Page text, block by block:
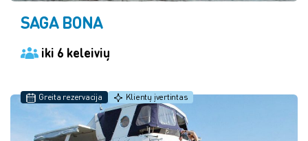
SAGA BONA
iki 6 keleivių
Greita rezervacija Klientų įvertintas